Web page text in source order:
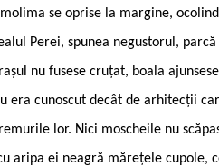
se oprise la margine,
Perei, spunea negustorul,
nu fusese cruțat, boala
era cunoscut decât de arhitecții
lor. Nici moscheile nu
aripa ei neagră mărețele cupole,